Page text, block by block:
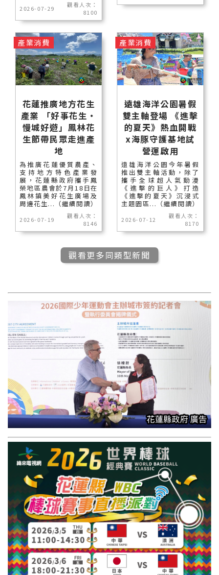
2026-07-29
觀看人次：
8100
花蓮推廣地方花生
產業 「好事花生・
慢城好遊」鳳林花
生節帶民眾走進產
地
為推廣花蓮優質農產、
支持地方特色產業發
展，花蓮縣政府攜手鳳
榮地區農會於7月18日在
鳳林鎮美好花生廣場及
周邊花生...（繼續閱讀）
2026-07-19
觀看人次：
8146
產業消費
遠雄海洋公園暑假
雙主軸登場 《進擊
的夏天》熱血開戰
x海豚守護基地試
營運啟用
遠雄海洋公園今年暑假
推出雙主軸活動，除了
攜手全球超人氣動漫
《進擊的巨人》打造
《進擊的夏天》沉浸式
主題園區...（繼續閱讀）
2026-07-12
觀看人次：
8170
產業消費
觀看更多同類型新聞